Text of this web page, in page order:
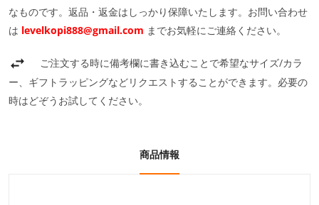
なものです。返品・返金はしっかり保障いたします。お問い合わせ
は levelkopi888@gmail.com までお気軽にご連絡ください。
ご注文する時に備考欄に書き込むことで希望なサイズ/カラ
ー、ギフトラッピングなどリクエストすることができます。必要の
時はどぞうお試してください。
商品情報